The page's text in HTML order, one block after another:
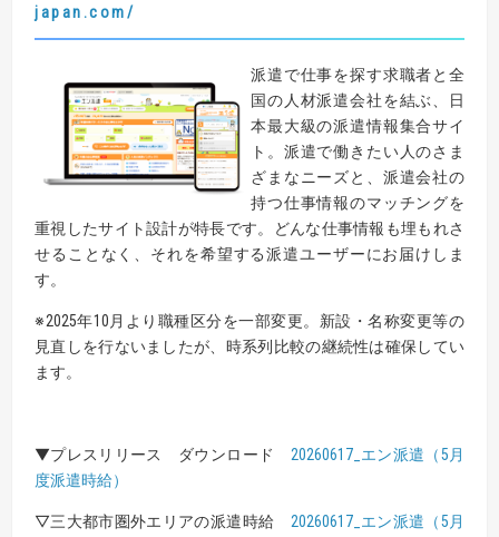
japan.com/
派遣で仕事を探す求職者と全
国の人材派遣会社を結ぶ、日
本最大級の派遣情報集合サイ
ト。派遣で働きたい人のさま
ざまなニーズと、派遣会社の
持つ仕事情報のマッチングを
重視したサイト設計が特長です。どんな仕事情報も埋もれさ
せることなく、それを希望する派遣ユーザーにお届けしま
す。
※2025年10月より職種区分を一部変更。新設・名称変更等の
見直しを行ないましたが、時系列比較の継続性は確保してい
ます。
▼プレスリリース ダウンロード 20260617_エン派遣（5月
度派遣時給）
▽三大都市圏外エリアの派遣時給 20260617_エン派遣（5月